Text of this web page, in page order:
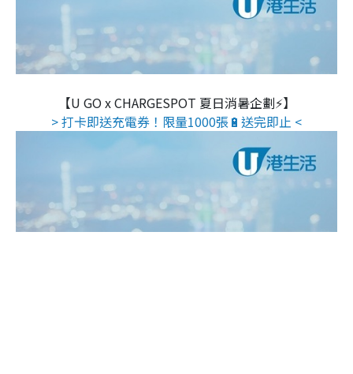
【U GO x CHARGESPOT 夏日消暑企劃⚡】
> 打卡即送充電券！限量1000張🔋送完即止 <